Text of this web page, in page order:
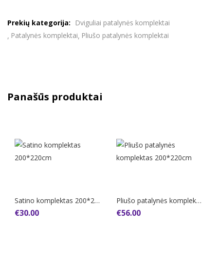
Prekių kategorija:
Dviguliai patalynės komplektai
Patalynės komplektai Pliušo patalynės komplektai
Panašūs produktai
Satino komplektas 200*220cm
€30.00
Pliušo patalynės komplektas 200*220cm
€56.00